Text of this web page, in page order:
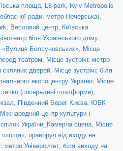
площа, L8 park, Kyiv Metropolis
ради, метро Печерська),
, Весловий центр, Київська
біля Українського дому,
«Вулиця Болсуновських», Місце
театром, Місце зустрічі: метро
скляних дверей, Місце зустрічі: біля
експоцентру України, Місце
(посередині платформи),
, Південний Берег Києва, ЮБК
Міжнародний центр культури і
України_Камерна сцена, Місце
площа», праворуч від входу на
метро Університет, біля виходу на